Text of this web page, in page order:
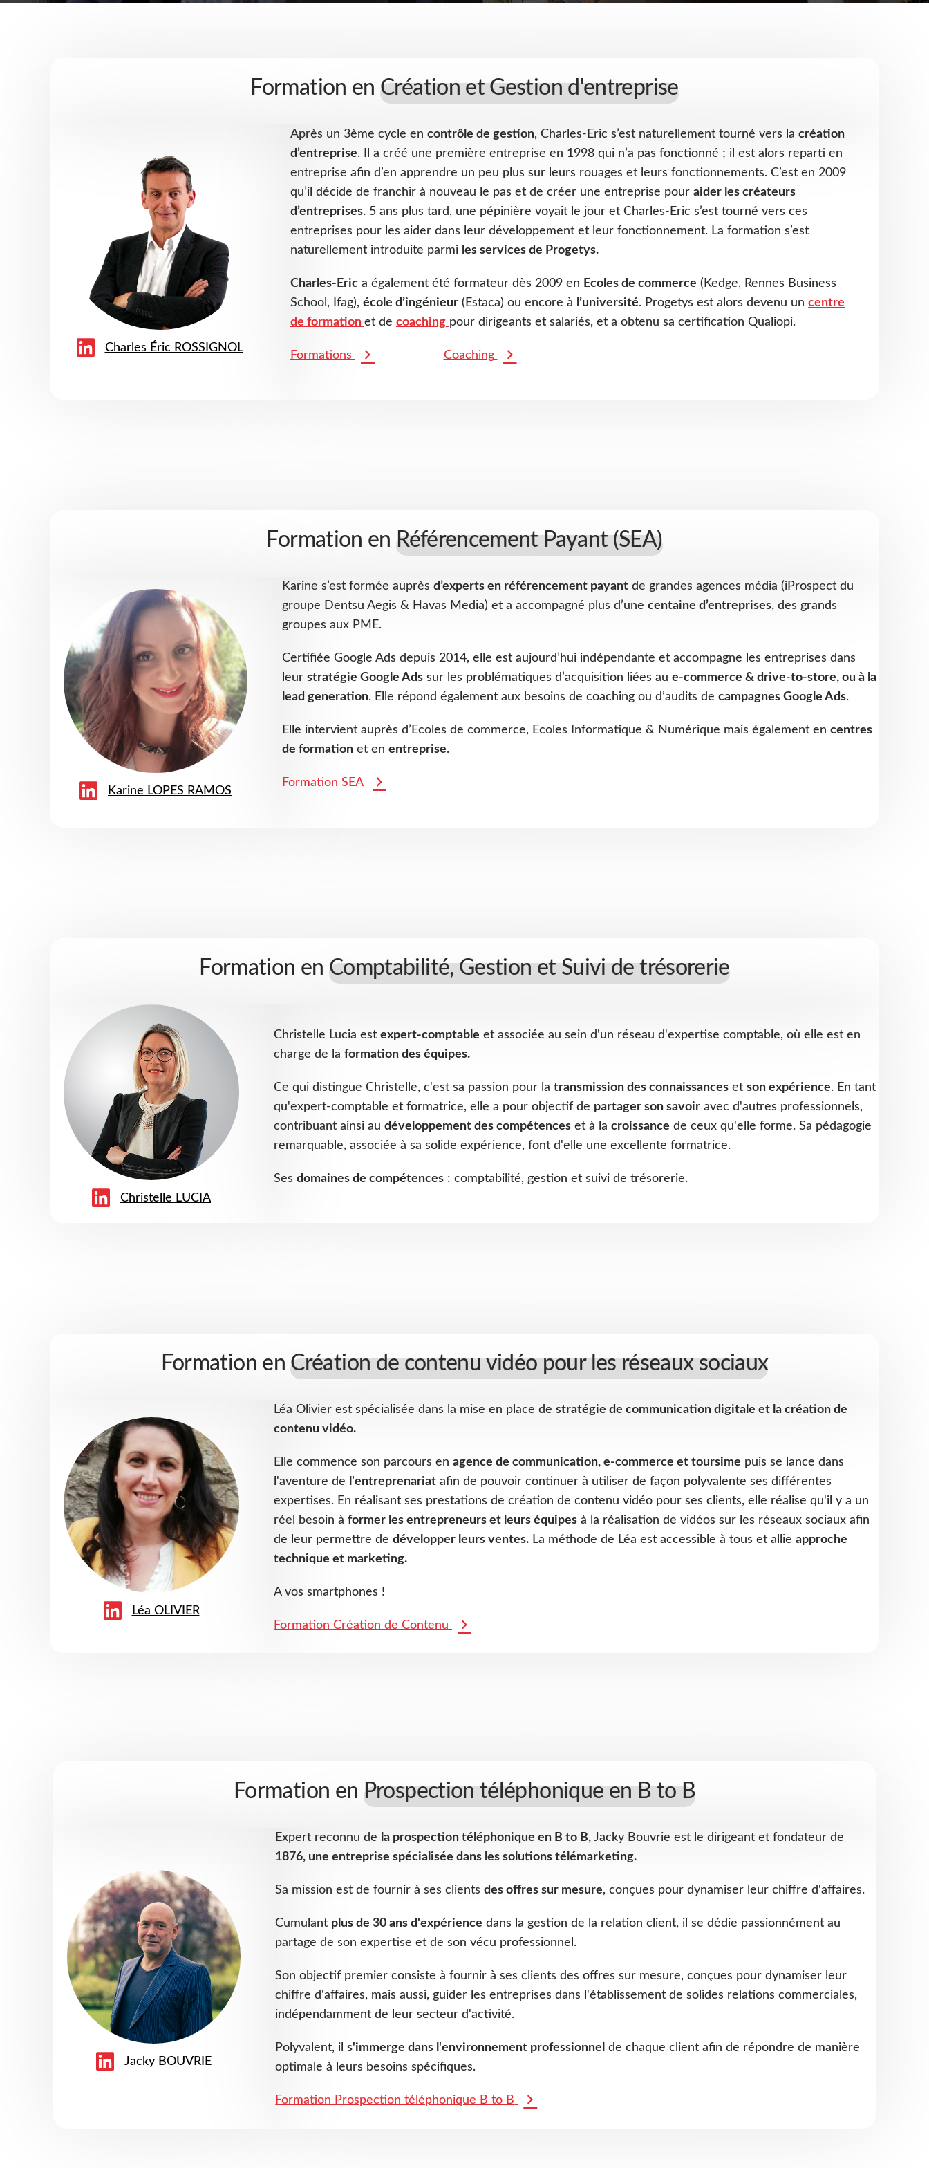
Formation enCréation et Gestion d'entreprise
Charles Éric ROSSIGNOL
Après un 3ème cycle en contrôle de gestion, Charles-Eric s’est naturellement tourné vers la création
d’entreprise. Il a créé une première entreprise en 1998 qui n’a pas fonctionné ; il est alors reparti en
entreprise afin d’en apprendre un peu plus sur leurs rouages et leurs fonctionnements. C’est en 2009
qu’il décide de franchir à nouveau le pas et de créer une entreprise pour aider les créateurs
d’entreprises. 5 ans plus tard, une pépinière voyait le jour et Charles-Eric s’est tourné vers ces
entreprises pour les aider dans leur développement et leur fonctionnement. La formation s’est
naturellement introduite parmi les services de Progetys.
Charles-Eric a également été formateur dès 2009 en Ecoles de commerce (Kedge, Rennes Business
School, Ifag), école d’ingénieur (Estaca) ou encore à l’université. Progetys est alors devenu un centre
de formation et de coaching pour dirigeants et salariés, et a obtenu sa certification Qualiopi.
Formations Coaching
Formation enRéférencement Payant (SEA)
Karine LOPES RAMOS
Karine s’est formée auprès d’experts en référencement payant de grandes agences média (iProspect du
groupe Dentsu Aegis & Havas Media) et a accompagné plus d’une centaine d’entreprises, des grands
groupes aux PME.
Certifiée Google Ads depuis 2014, elle est aujourd’hui indépendante et accompagne les entreprises dans
leur stratégie Google Ads sur les problématiques d’acquisition liées au e-commerce & drive-to-store, ou à la
lead generation. Elle répond également aux besoins de coaching ou d’audits de campagnes Google Ads.
Elle intervient auprès d’Ecoles de commerce, Ecoles Informatique & Numérique mais également en centres
de formation et en entreprise.
Formation SEA
Formation en Comptabilité, Gestion et Suivi de trésorerie
Christelle LUCIA
Christelle Lucia est expert-comptable et associée au sein d'un réseau d'expertise comptable, où elle est en
charge de la formation des équipes.
Ce qui distingue Christelle, c'est sa passion pour la transmission des connaissances et son expérience. En tant
qu'expert-comptable et formatrice, elle a pour objectif de partager son savoir avec d'autres professionnels,
contribuant ainsi au développement des compétences et à la croissance de ceux qu'elle forme. Sa pédagogie
remarquable, associée à sa solide expérience, font d'elle une excellente formatrice.
Ses domaines de compétences : comptabilité, gestion et suivi de trésorerie.
Formation enCréation de contenu vidéo pour les réseaux sociaux
Léa OLIVIER
Léa Olivier est spécialisée dans la mise en place de stratégie de communication digitale et la création de
contenu vidéo.
Elle commence son parcours en agence de communication, e-commerce et toursime puis se lance dans
l'aventure de
l'entreprenariat afin de pouvoir continuer à utiliser de façon polyvalente ses différentes
expertises. En réalisant ses prestations de création de contenu vidéo pour ses clients, elle réalise qu'il y a un
réel besoin à former les entrepreneurs et leurs équipes à la réalisation de vidéos sur les réseaux sociaux afin
de leur permettre de développer leurs ventes. La méthode de Léa est accessible à tous et allie approche
technique et marketing.
A vos smartphones !
Formation Création de Contenu
Formation en Prospection téléphonique en B to B
Jacky BOUVRIE
Expert reconnu de la prospection téléphonique en B to B, Jacky Bouvrie est le dirigeant et fondateur de
1876, une entreprise spécialisée dans les solutions télémarketing.
Sa mission est de fournir à ses clientsdes offres sur mesure, conçues pour dynamiser leur chiffre d'affaires.
Cumulant plus de 30 ans d'expérience dans la gestion de la relation client, il se dédie passionnément au
partage de son expertise et de son vécu professionnel.
Son objectif premier consiste à fournir à ses clients des offres sur mesure, conçues pour dynamiser leur
chiffre d'affaires, mais aussi, guider les entreprises dans l'établissement de solides relations commerciales,
indépendamment de leur secteur d'activité.
Polyvalent, ils'immerge dans l'environnement professionnel de chaque client afin de répondre de manière
optimale à leurs besoins spécifiques.
Formation Prospection téléphonique B to B